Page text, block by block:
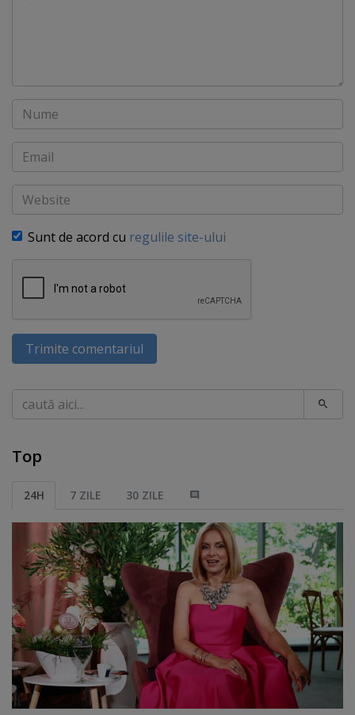
Nume
Email
Website
Sunt de acord cu regulile site-ului
Trimite comentariul
Caută
Top
24H 7 ZILE 30 ZILE